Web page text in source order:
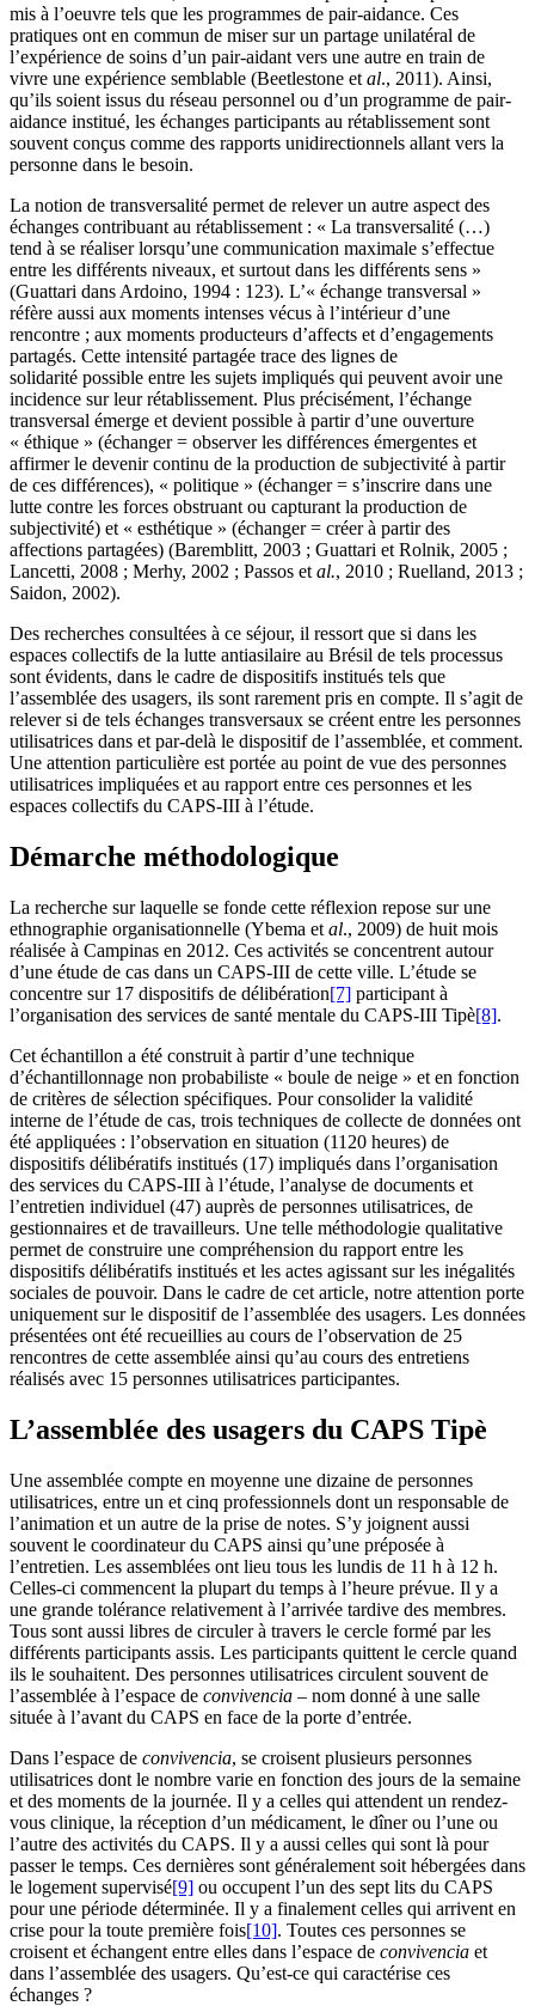
mis à l’oeuvre tels que les programmes de pair-aidance. Ces
pratiques ont en commun de miser sur un partage unilatéral de
l’expérience de soins d’un pair-aidant vers une autre en train de
vivre une expérience semblable (Beetlestone et al., 2011). Ainsi,
qu’ils soient issus du réseau personnel ou d’un programme de pair-
aidance institué, les échanges participants au rétablissement sont
souvent conçus comme des rapports unidirectionnels allant vers la
personne dans le besoin.
La notion de transversalité permet de relever un autre aspect des
échanges contribuant au rétablissement : « La transversalité (…)
tend à se réaliser lorsqu’une communication maximale s’effectue
entre les différents niveaux, et surtout dans les différents sens »
(Guattari dans Ardoino, 1994 : 123). L’« échange transversal »
réfère aussi aux moments intenses vécus à l’intérieur d’une
rencontre ; aux moments producteurs d’affects et d’engagements
partagés. Cette intensité partagée trace des lignes de
solidarité possible entre les sujets impliqués qui peuvent avoir une
incidence sur leur rétablissement. Plus précisément, l’échange
transversal émerge et devient possible à partir d’une ouverture
« éthique » (échanger = observer les différences émergentes et
affirmer le devenir continu de la production de subjectivité à partir
de ces différences), « politique » (échanger = s’inscrire dans une
lutte contre les forces obstruant ou capturant la production de
subjectivité) et « esthétique » (échanger = créer à partir des
affections partagées) (Baremblitt, 2003 ; Guattari et Rolnik, 2005 ;
Lancetti, 2008 ; Merhy, 2002 ; Passos et al., 2010 ; Ruelland, 2013 ;
Saidon, 2002).
Des recherches consultées à ce séjour, il ressort que si dans les
espaces collectifs de la lutte antiasilaire au Brésil de tels processus
sont évidents, dans le cadre de dispositifs institués tels que
l’assemblée des usagers, ils sont rarement pris en compte. Il s’agit de
relever si de tels échanges transversaux se créent entre les personnes
utilisatrices dans et par-delà le dispositif de l’assemblée, et comment.
Une attention particulière est portée au point de vue des personnes
utilisatrices impliquées et au rapport entre ces personnes et les
espaces collectifs du CAPS-III à l’étude.
Démarche méthodologique
La recherche sur laquelle se fonde cette réflexion repose sur une
ethnographie organisationnelle (Ybema et al., 2009) de huit mois
réalisée à Campinas en 2012. Ces activités se concentrent autour
d’une étude de cas dans un CAPS-III de cette ville. L’étude se
concentre sur 17 dispositifs de délibération[7] participant à
l’organisation des services de santé mentale du CAPS-III Tipè[8].
Cet échantillon a été construit à partir d’une technique
d’échantillonnage non probabiliste « boule de neige » et en fonction
de critères de sélection spécifiques. Pour consolider la validité
interne de l’étude de cas, trois techniques de collecte de données ont
été appliquées : l’observation en situation (1120 heures) de
dispositifs délibératifs institués (17) impliqués dans l’organisation
des services du CAPS-III à l’étude, l’analyse de documents et
l’entretien individuel (47) auprès de personnes utilisatrices, de
gestionnaires et de travailleurs. Une telle méthodologie qualitative
permet de construire une compréhension du rapport entre les
dispositifs délibératifs institués et les actes agissant sur les inégalités
sociales de pouvoir. Dans le cadre de cet article, notre attention porte
uniquement sur le dispositif de l’assemblée des usagers. Les données
présentées ont été recueillies au cours de l’observation de 25
rencontres de cette assemblée ainsi qu’au cours des entretiens
réalisés avec 15 personnes utilisatrices participantes.
L’assemblée des usagers du CAPS Tipè
Une assemblée compte en moyenne une dizaine de personnes
utilisatrices, entre un et cinq professionnels dont un responsable de
l’animation et un autre de la prise de notes. S’y joignent aussi
souvent le coordinateur du CAPS ainsi qu’une préposée à
l’entretien. Les assemblées ont lieu tous les lundis de 11 h à 12 h.
Celles-ci commencent la plupart du temps à l’heure prévue. Il y a
une grande tolérance relativement à l’arrivée tardive des membres.
Tous sont aussi libres de circuler à travers le cercle formé par les
différents participants assis. Les participants quittent le cercle quand
ils le souhaitent. Des personnes utilisatrices circulent souvent de
l’assemblée à l’espace de convivencia – nom donné à une salle
située à l’avant du CAPS en face de la porte d’entrée.
Dans l’espace de convivencia, se croisent plusieurs personnes
utilisatrices dont le nombre varie en fonction des jours de la semaine
et des moments de la journée. Il y a celles qui attendent un rendez-
vous clinique, la réception d’un médicament, le dîner ou l’une ou
l’autre des activités du CAPS. Il y a aussi celles qui sont là pour
passer le temps. Ces dernières sont généralement soit hébergées dans
le logement supervisé[9] ou occupent l’un des sept lits du CAPS
pour une période déterminée. Il y a finalement celles qui arrivent en
crise pour la toute première fois[10]. Toutes ces personnes se
croisent et échangent entre elles dans l’espace de convivencia et
dans l’assemblée des usagers. Qu’est-ce qui caractérise ces
échanges ?